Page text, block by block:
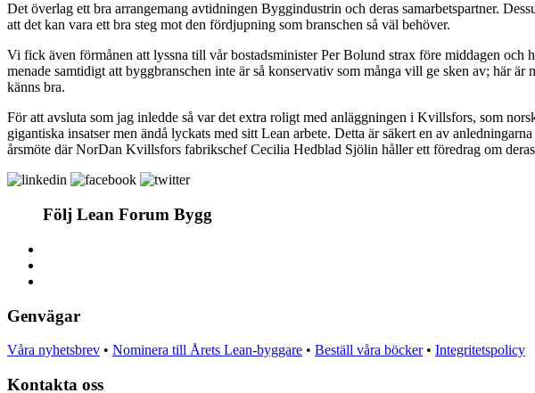
Det överlag ett bra arrangemang avtidningen Byggindustrin och deras samarbetspartner.
att det kan vara ett bra steg mot den fördjupning som branschen så väl behöver.
Vi fick även förmånen att lyssna till vår bostadsminister Per Bolund strax före middagen
menade samtidigt att byggbranschen inte är så konservativ som många vill ge sken av; här
känns bra.
För att avsluta som jag inledde så var det extra roligt med anläggningen i Kvillsfors, som
gigantiska insatser men ändå lyckats med sitt Lean arbete. Detta är säkert en av
årsmöte där NorDan Kvillsfors fabrikschef Cecilia Hedblad Sjölin håller ett föredrag om
Följ Lean Forum Bygg
Genvägar
Våra nyhetsbrev • Nominera till Årets Lean-byggare • Beställ våra böcker• Integritetspolicy
Kontakta oss